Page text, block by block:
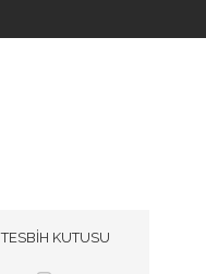
TESBİH KUTUSU